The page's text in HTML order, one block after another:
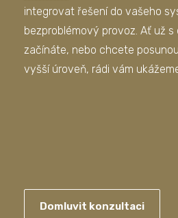
integrovat řešení do vašeho
bezproblémový provoz. Ať už s
začínáte, nebo chcete
vyšší úroveň, rádi vám
Domluvit konzultaci